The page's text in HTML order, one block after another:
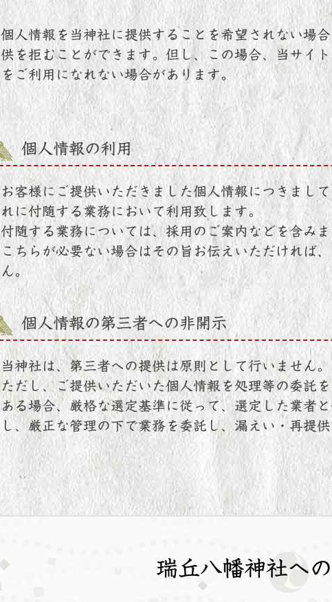
個人情報を当神社に提供することを希望されない場
供を拒むことができます。但し、この場合、当サイ
をご利用になれない場合があります。
個人情報の利用
お客様にご提供いただきました個人情報につきまし
れに付随する業務において利用致します。
付随する業務については、採用のご案内などを含みま
こちらが必要ない場合はその旨お伝えいただければ
ん。
個人情報の第三者への非開示
当神社は、第三者への提供は原則として行いません。
ただし、ご提供いただいた個人情報を処理等の委託
ある場合、厳格な選定基準に従って、選定した業者
し、厳正な管理の下で業務を委託し、漏えい・再提
瑞丘八幡神社へ